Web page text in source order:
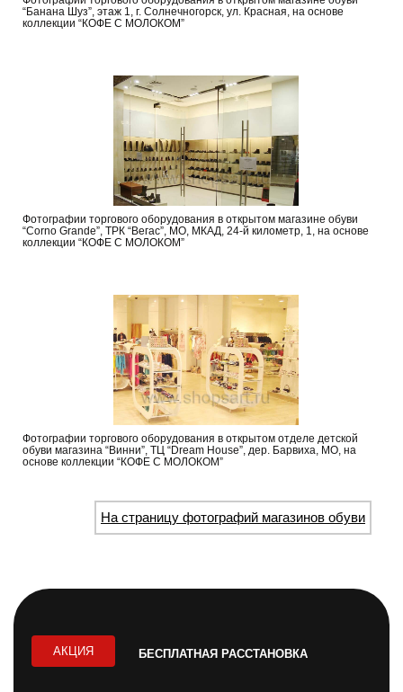
“Банана Шуз”, этаж 1, г. Солнечногорск, ул. Красная, на основе
коллекции “КОФЕ С МОЛОКОМ”
Фотографии торгового оборудования в открытом магазине обуви
“Corno Grande”, ТРК “Вегас”, МО, МКАД, 24-й километр, 1, на основе
коллекции “КОФЕ С МОЛОКОМ”
Фотографии торгового оборудования в открытом отделе детской
обуви магазина “Винни”, ТЦ “Dream House”, дер. Барвиха, МО, на
основе коллекции “КОФЕ С МОЛОКОМ”
На страницу фотографий магазинов обуви
АКЦИЯ БЕСПЛАТНАЯ РАССТАНОВКА